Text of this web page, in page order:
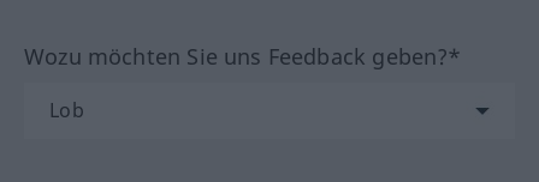
Wozu möchten Sie uns Feedback geben?*